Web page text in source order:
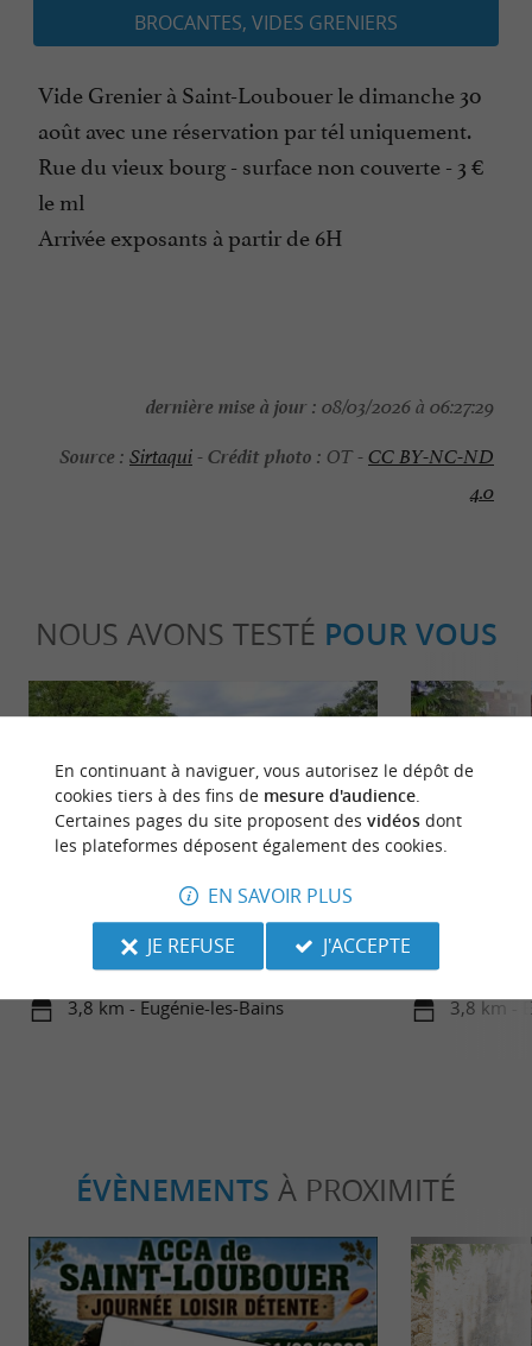
BROCANTES, VIDES GRENIERS
Vide Grenier à Saint-Loubouer le dimanche 30
août avec une réservation par tél uniquement.
Rue du vieux bourg - surface non couverte - 3 €
le ml
Arrivée exposants à partir de 6H
dernière mise à jour : 08/03/2026 à 06:27:29
Source : Sirtaqui-Crédit photo : OT -CC BY-NC-ND
4.0
NOUS AVONS TESTÉ POUR VOUS
Eugénie-les-Bains : ville thermale au
cœur des Landes !
3,8 km - Eugénie-les-Bains
Détente
3,8 km -
ÉVÈNEMENTS À PROXIMITÉ
En continuant à naviguer, vous autorisez le dépôt de
cookies tiers à des fins de mesure d'audience.
Certaines pages du site proposent des vidéosdont
les plateformes déposent également des cookies.
EN SAVOIR PLUS
JE REFUSE
J'ACCEPTE